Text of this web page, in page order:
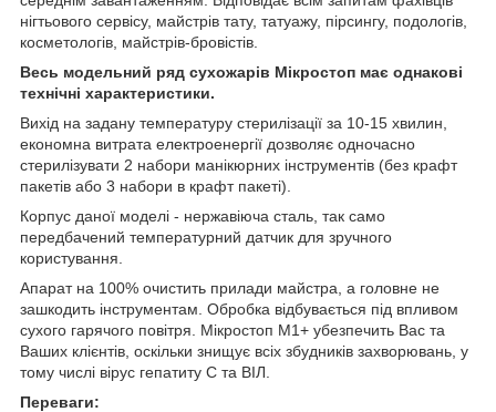
нігтьового сервісу, майстрів тату, татуажу, пірсингу, подологів,
косметологів, майстрів-бровістів.
Весь модельний ряд сухожарів Мікростоп має однакові
технічні характеристики.
Вихід на задану температуру стерилізації за 10-15 хвилин,
економна витрата електроенергії дозволяє одночасно
стерилізувати 2 набори манікюрних інструментів (без крафт
пакетів або 3 набори в крафт пакеті).
Корпус даної моделі - нержавіюча сталь, так само
передбачений температурний датчик для зручного
користування.
Апарат на 100% очистить прилади майстра, а головне не
зашкодить інструментам. Обробка відбувається під впливом
сухого гарячого повітря. Мікростоп М1+ убезпечить Вас та
Ваших клієнтів, оскільки знищує всіх збудників захворювань, у
тому числі вірус гепатиту С та ВІЛ.
Переваги: